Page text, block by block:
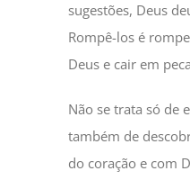
sugestões, Deus
Rompê-los é
Deus e cair em
Não se trata só de
também de
do coração e com